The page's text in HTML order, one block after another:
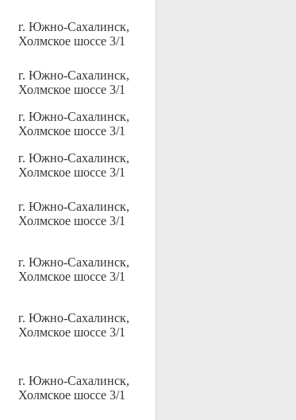
г. Южно-Сахалинск,
Холмское шоссе 3/1
г. Южно-Сахалинск,
Холмское шоссе 3/1
г. Южно-Сахалинск,
Холмское шоссе 3/1
г. Южно-Сахалинск,
Холмское шоссе 3/1
г. Южно-Сахалинск,
Холмское шоссе 3/1
г. Южно-Сахалинск,
Холмское шоссе 3/1
г. Южно-Сахалинск,
Холмское шоссе 3/1
г. Южно-Сахалинск,
Холмское шоссе 3/1